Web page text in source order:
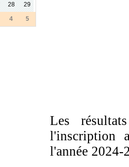
28 29
4 5
Les
l'inscription
l'année 2024-